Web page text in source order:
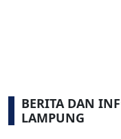
BERITA DAN
LAMPUNG